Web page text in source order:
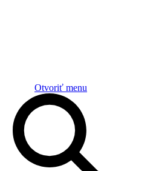
Otvoriť menu